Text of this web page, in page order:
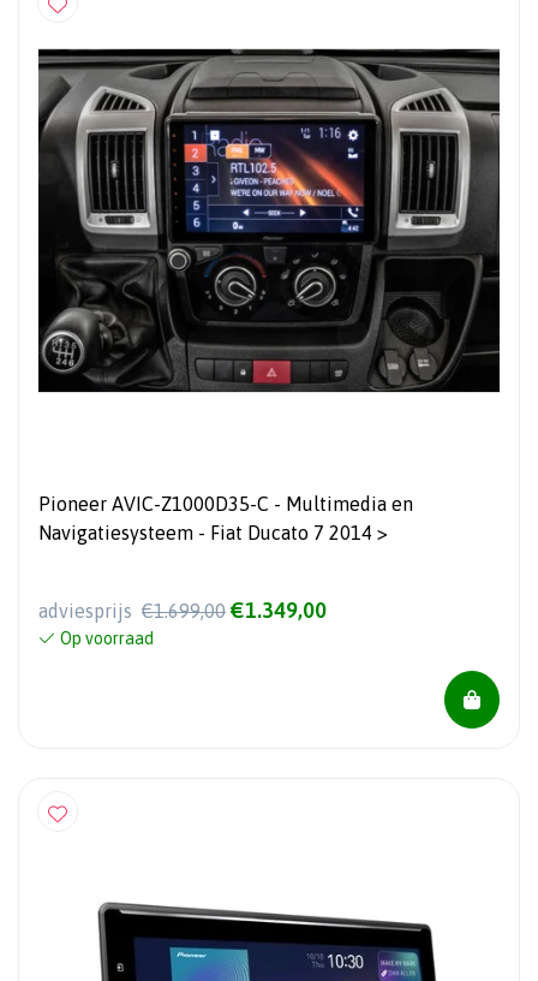
Pioneer AVIC-Z1000D35-C - Multimedia en
Navigatiesysteem - Fiat Ducato 7 2014 >
adviesprijs €1.699,00 €1.349,00
Op voorraad